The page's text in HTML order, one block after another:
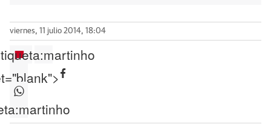
viernes, 11 julio 2014, 18:04
martinho
martinho